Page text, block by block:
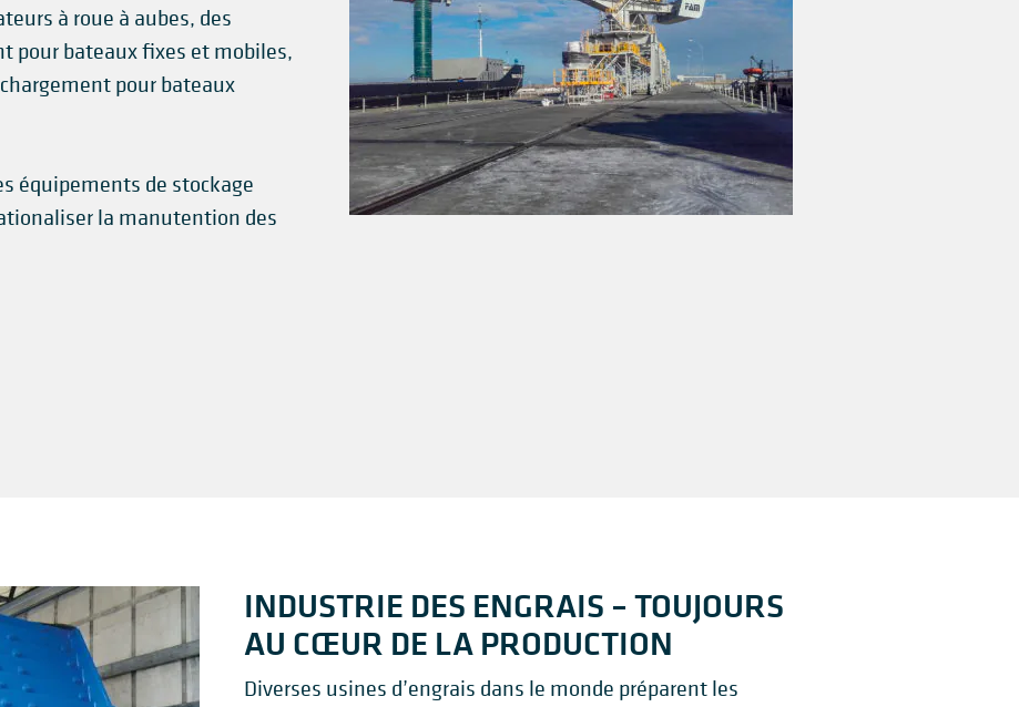
à roue à aubes, des
pour bateaux fixes et mobiles,
pour bateaux
équipements de stockage
la manutention des
INDUSTRIE DES ENGRAIS – TOUJOURS
AU CŒUR DE LA PRODUCTION
Diverses usines d’engrais dans le monde préparent les